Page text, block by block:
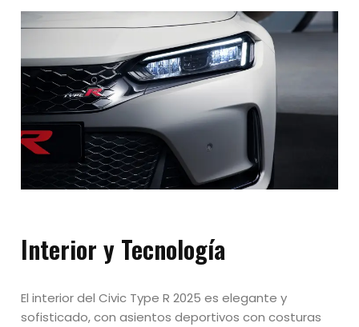
Interior y Tecnología
El interior del Civic Type R 2025 es elegante y
sofisticado, con asientos deportivos con costuras